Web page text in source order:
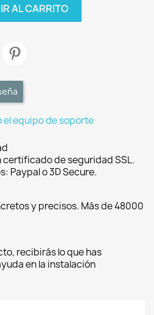
AL CARRITO
el equipo de soporte
certificado de seguridad SSL.
Paypal o 3D Secure.
y precisos. Más de 48000
recibirás lo que has
en la instalación